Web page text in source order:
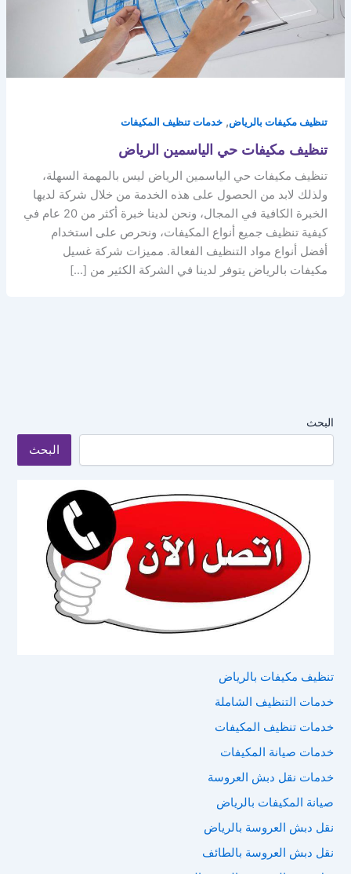
تنظيف مكيفات بالرياض, خدمات تنظيف المكيفات
تنظيف مكيفات حي الياسمين الرياض
تنظيف مكيفات حي الياسمين الرياض ليس بالمهمة السهلة،
ولذلك لابد من الحصول على هذه الخدمة من خلال شركة لديها
الخبرة الكافية في المجال، ونحن لدينا خبرة أكثر من 20 عام في
كيفية تنظيف جميع أنواع المكيفات، ونحرص على استخدام
أفضل أنواع مواد التنظيف الفعالة. مميزات شركة غسيل
مكيفات بالرياض يتوفر لدينا في الشركة الكثير من […]
البحث
البحث
تنظيف مكيفات بالرياض
خدمات التنظيف الشاملة
خدمات تنظيف المكيفات
خدمات صيانة المكيفات
خدمات نقل دبش العروسة
صيانة المكيفات بالرياض
نقل دبش العروسة بالرياض
نقل دبش العروسة بالطائف